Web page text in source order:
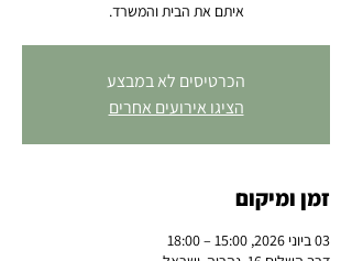
איתם את הבית והמשרד.
הכרטיסים לא במבצע
הציגו אירועים אחרים
זמן ומיקום
03 ביוני 2026, 15:00 – 18:00